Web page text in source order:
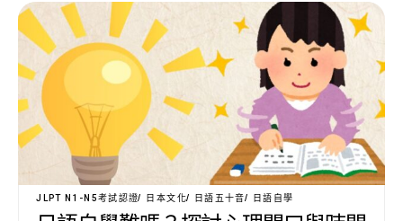
JLPT N1-N5考試認證 日本文化 日語五十音 日語自學